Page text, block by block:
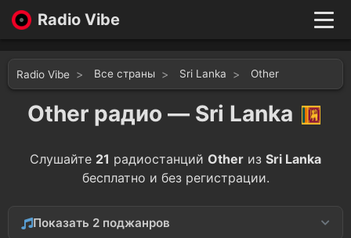
Radio Vibe
New
Genres
Likes
Top 100
Radio Vibe Все страны Sri Lanka Other
Other радио — Sri Lanka
Слушайте 21 радиостанций Other из Sri Lanka
бесплатно и без регистрации.
Показать 2 поджанров